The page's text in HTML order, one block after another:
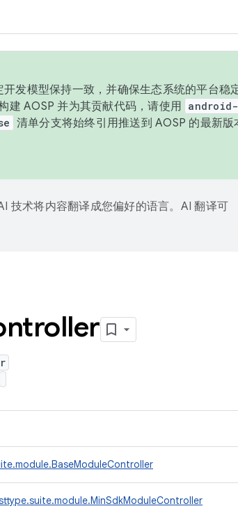
发模型保持一致，并确保生态系统的平台稳
建 AOSP 并为其贡献代码，请使用
清单分支将始终引用推送到 AOSP 的最新
技术将内容翻译成您偏好的语言。AI 翻译可